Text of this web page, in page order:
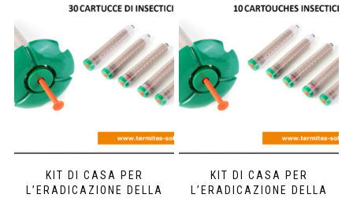
KIT DI CASA PER
L’ERADICAZIONE DELLA
KIT DI CASA PER
L’ERADICAZIONE DELLA